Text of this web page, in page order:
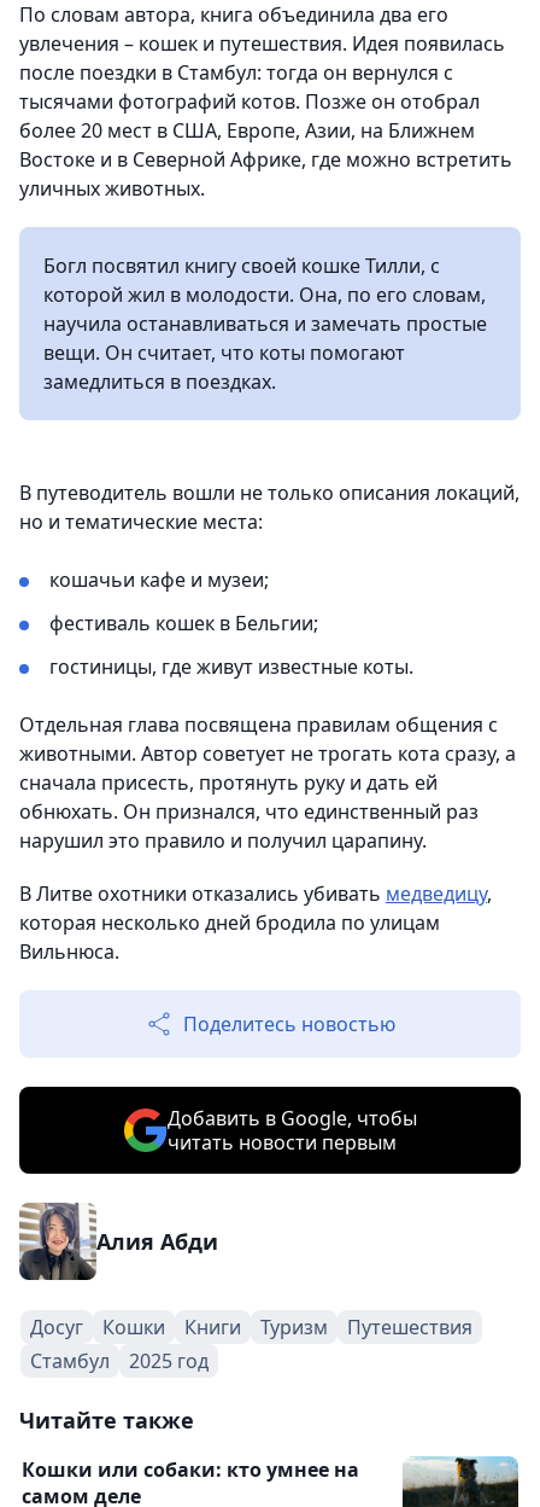
По словам автора, книга объединила два его
увлечения – кошек и путешествия. Идея появилась
после поездки в Стамбул: тогда он вернулся с
тысячами фотографий котов. Позже он отобрал
более 20 мест в США, Европе, Азии, на Ближнем
Востоке и в Северной Африке, где можно встретить
уличных животных.
Богл посвятил книгу своей кошке Тилли, с
которой жил в молодости. Она, по его словам,
научила останавливаться и замечать простые
вещи. Он считает, что коты помогают
замедлиться в поездках.
В путеводитель вошли не только описания локаций,
но и тематические места:
кошачьи кафе и музеи;
фестиваль кошек в Бельгии;
гостиницы, где живут известные коты.
Отдельная глава посвящена правилам общения с
животными. Автор советует не трогать кота сразу, а
сначала присесть, протянуть руку и дать ей
обнюхать. Он признался, что единственный раз
нарушил это правило и получил царапину.
В Литве охотники отказались убивать медведицу,
которая несколько дней бродила по улицам
Вильнюса.
Поделитесь новостью
Добавить в Google, чтобы
читать новости первым
Алия Абди
Досуг Кошки Книги Туризм
Путешествия
Стамбул
2025 год
Читайте также
Кошки или собаки: кто умнее на
самом деле